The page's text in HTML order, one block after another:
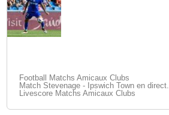
Football Matchs Amicaux Clubs
Match Stevenage - Ipswich Town en direct.
Livescore Matchs Amicaux Clubs